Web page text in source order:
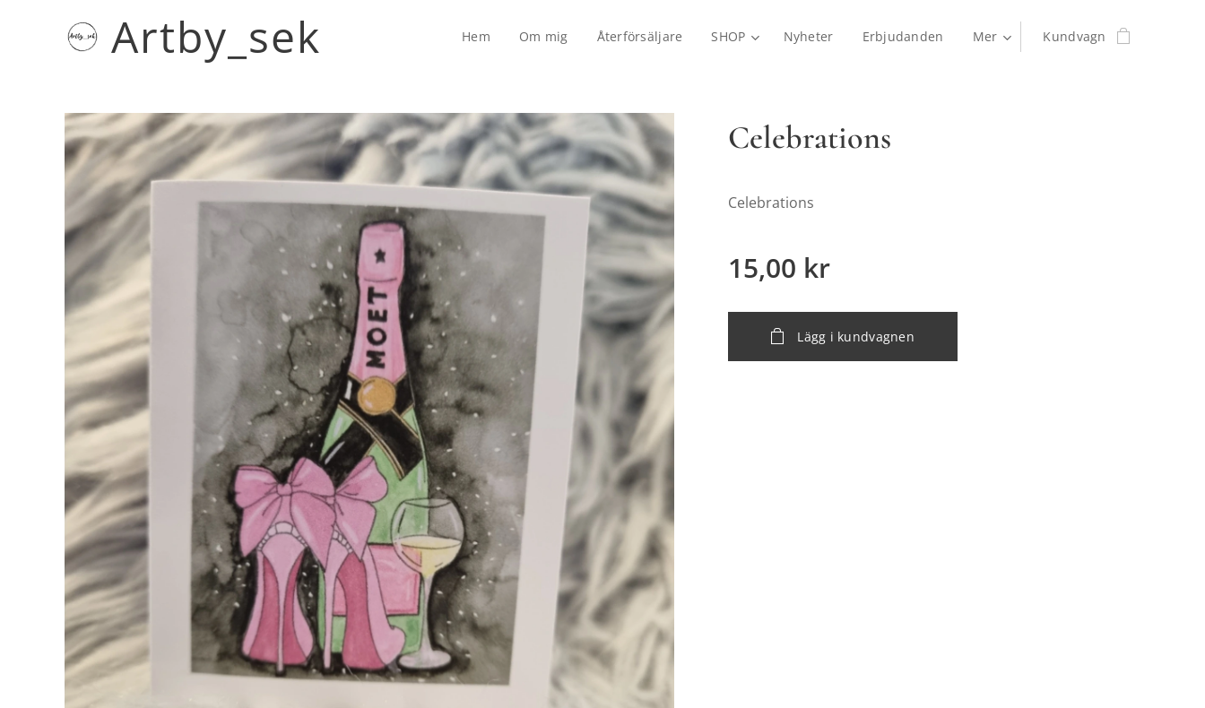
Artby_sek Hem Om mig Återförsäljare SHOP Nyheter Erbjudanden Mer Kundvagn
Celebrations
Celebrations
15,00 kr
Lägg i kundvagnen